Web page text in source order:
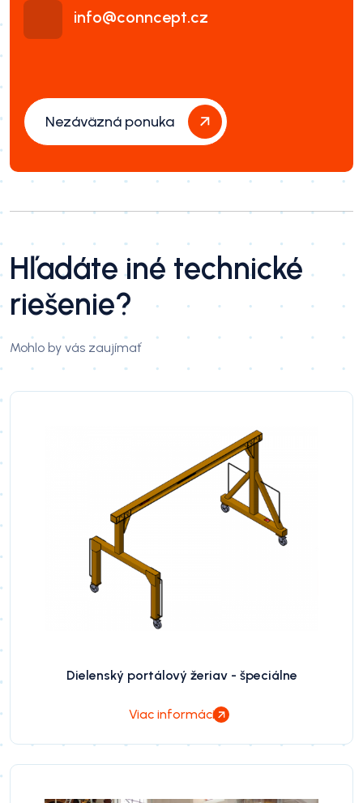
info@conncept.cz
Nezáväzná ponuka
Hľadáte iné technické
riešenie?
Mohlo by vás zaujímať
Dielenský portálový žeriav - špeciálne
Viac informácií